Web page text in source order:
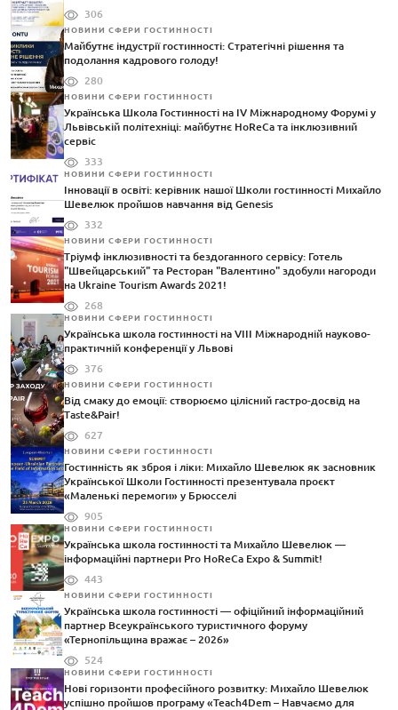
306
НОВИНИ СФЕРИ ГОСТИННОСТІ
Майбутнє індустрії гостинності: Стратегічні рішення та
подолання кадрового голоду!
280
НОВИНИ СФЕРИ ГОСТИННОСТІ
Українська Школа Гостинності на IV Міжнародному Форумі у
Львівській політехніці: майбутнє HoReCa та інклюзивний
сервіс
333
НОВИНИ СФЕРИ ГОСТИННОСТІ
Інновації в освіті: керівник нашої Школи гостинності Михайло
Шевелюк пройшов навчання від Genesis
332
НОВИНИ СФЕРИ ГОСТИННОСТІ
Тріумф інклюзивності та бездоганного сервісу: Готель
"Швейцарський" та Ресторан "Валентино" здобули нагороди
на Ukraine Tourism Awards 2021!
268
НОВИНИ СФЕРИ ГОСТИННОСТІ
Українська школа гостинності на VIII Міжнародній науково-
практичній конференції у Львові
376
НОВИНИ СФЕРИ ГОСТИННОСТІ
Від смаку до емоції: створюємо цілісний гастро-досвід на
Taste&Pair!
627
НОВИНИ СФЕРИ ГОСТИННОСТІ
Гостинність як зброя і ліки: Михайло Шевелюк як засновник
Української Школи Гостинності презентувала проєкт
«Маленькі перемоги» у Брюсселі
905
НОВИНИ СФЕРИ ГОСТИННОСТІ
Українська школа гостинності та Михайло Шевелюк —
інформаційні партнери Pro HoReCa Expo & Summit!
443
НОВИНИ СФЕРИ ГОСТИННОСТІ
Українська школа гостинності — офіційний інформаційний
партнер Всеукраїнського туристичного форуму
«Тернопільщина вражає – 2026»
524
НОВИНИ СФЕРИ ГОСТИННОСТІ
Нові горизонти професійного розвитку: Михайло Шевелюк
успішно пройшов програму «Teach4Dem – Навчаємо для